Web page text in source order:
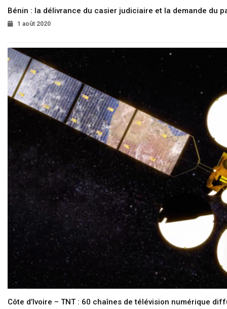
Bénin : la délivrance du casier judiciaire et la demande du
1 août 2020
Côte d’Ivoire – TNT : 60 chaînes de télévision numérique